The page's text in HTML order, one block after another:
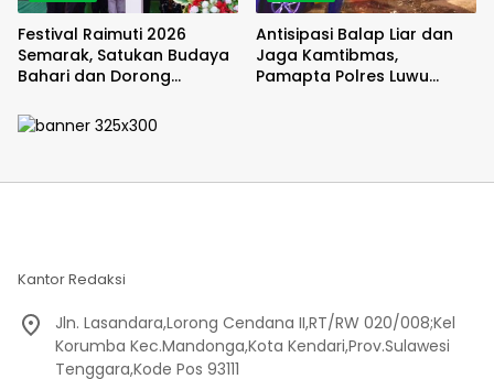
Festival Raimuti 2026
Semarak, Satukan Budaya
Bahari dan Dorong
Antisipasi Balap Liar dan
Jaga Kamtibmas,
Pamapta Polres Luwu
Kantor Redaksi
Jln. Lasandara,Lorong Cendana II,RT/RW 020/008;Kel
Korumba Kec.Mandonga,Kota Kendari,Prov.Sulawesi
Tenggara,Kode Pos 93111